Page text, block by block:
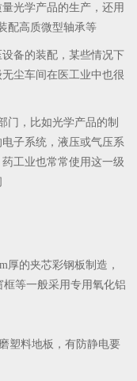
光学产品的生产，还用
配高质微型轴承等
备的装配，某些情况下
尘车间在医工业中也很
门，比如光学产品的制
子系统，液压或气压系
工业也常常使用这一级
的夹芯彩钢板制造，
等一般采用专用氧化铝
料地板，有防静电要